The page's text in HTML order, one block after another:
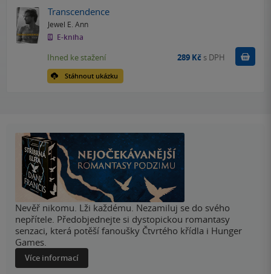
Transcendence
Jewel E. Ann
E-kniha
Stáhnout ukázku
Ihned ke stažení 289 Kč s DPH Koupit
Nevěř nikomu. Lži každému. Nezamiluj se do svého
nepřítele. Předobjednejte si dystopickou romantasy
senzaci, která potěší fanoušky Čtvrtého křídla i Hunger
Games.
Více informací